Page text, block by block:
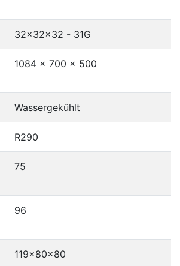
32x32x32 - 31G
1084 x 700 x 500
Wassergekühlt
R290
75
96
119x80x80